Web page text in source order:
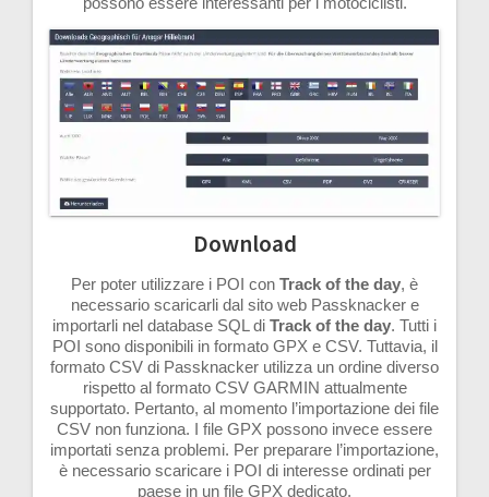
Download
Per poter utilizzare i POI con Track of the day, è
necessario scaricarli dal sito web Passknacker e
importarli nel database SQL di Track of the day. Tutti i
POI sono disponibili in formato GPX e CSV. Tuttavia, il
formato CSV di Passknacker utilizza un ordine diverso
rispetto al formato CSV GARMIN attualmente
supportato. Pertanto, al momento l’importazione dei file
CSV non funziona. I file GPX possono invece essere
importati senza problemi. Per preparare l’importazione,
è necessario scaricare i POI di interesse ordinati per
paese in un file GPX dedicato.